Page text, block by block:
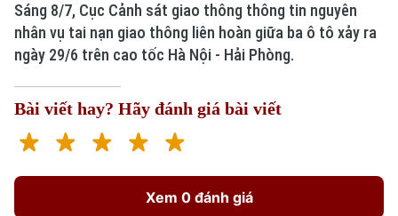
Sáng 8/7, Cục Cảnh sát giao thông thông tin nguyên
nhân vụ tai nạn giao thông liên hoàn giữa ba ô tô xảy ra
ngày 29/6 trên cao tốc Hà Nội - Hải Phòng.
Bài viết hay? Hãy đánh giá bài viết
Xem 0 đánh giá